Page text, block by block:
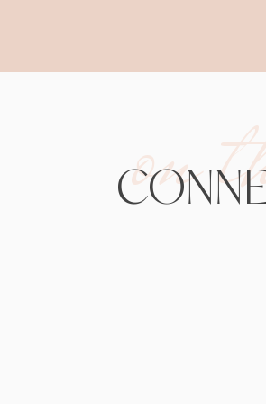
on